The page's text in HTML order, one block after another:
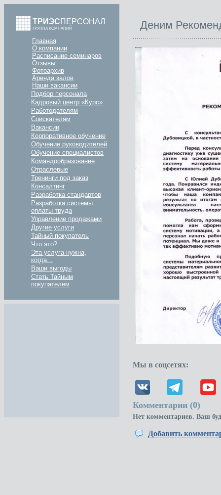
ТРИЭСПЕРСОНАЛ
ГРУППА КОМПАНИЙ
Главная
О компании
Расписание семинаров
Отзывы
Фотоархив
Аренда залов
Наши вакансии
Подбор персонала
Кадровый центр «Курс»
Работодателям
Соискателям
Вакансии
Корпоративное обучение
Обучение руководителей
Обучение специалистов
Командообразование
Отраслевые
Тренинги под заказ
Консалтинг
Разработка стандартов
Разработка системы
оплаты труда
Управление продажами
Другие услуги
Тайный покупатель
Что это?
Эта услуга нужна,
когда...
Ваши выгоды
Стать Тайным
покупателем
Деним
Мы в соцсетях:
Комментарии (0)
Нет комментариев. Ваш
Добавить